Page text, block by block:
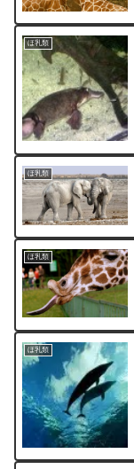
ほ乳類
ほ乳類
ほ乳類
ほ乳類